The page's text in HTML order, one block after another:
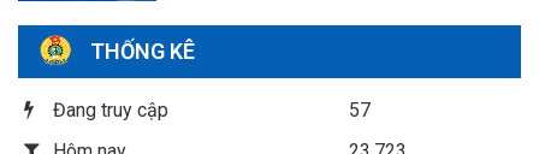
THỐNG KÊ
Đang truy cập
57